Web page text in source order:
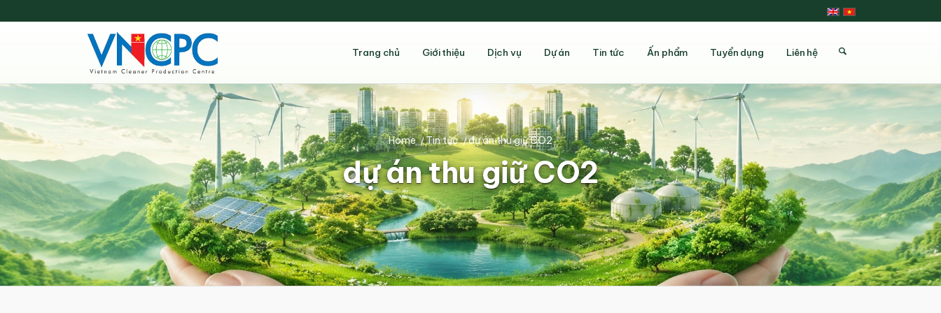
Trang chủ Giới thiệu Dịch vụ Dự án Tin tức Ấn phẩm Tuyển dụng Liên hệ
dự án thu giữ CO2
Home /Tin tức /dự án thu giữ CO2